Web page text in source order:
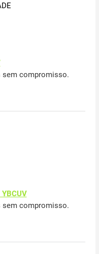
sem compromisso.
YBCUV
sem compromisso.